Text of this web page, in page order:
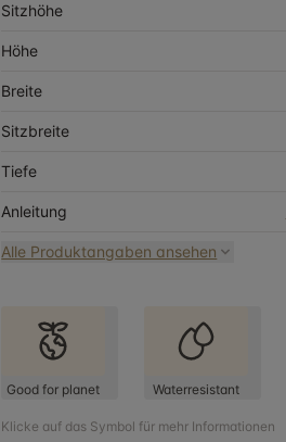
Sitzhöhe
Höhe
Breite
Sitzbreite
Tiefe
Anleitung
Alle Produktangaben ansehen
Good for planet Waterresistant
Klicke auf das Symbol für mehr Informationen